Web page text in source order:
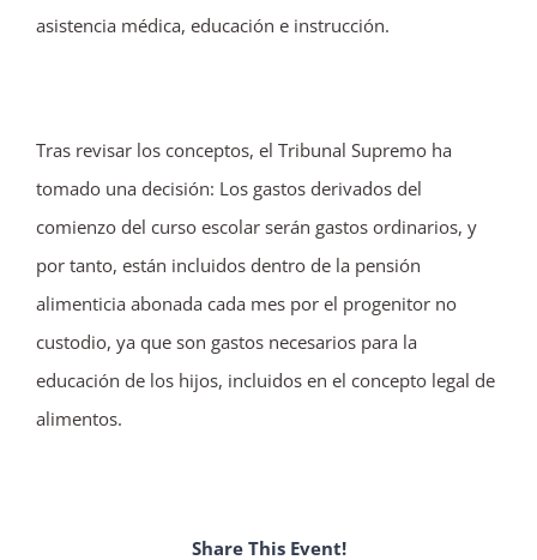
asistencia médica, educación e instrucción.
Tras revisar los conceptos, el Tribunal Supremo ha
tomado una decisión: Los gastos derivados del
comienzo del curso escolar serán gastos ordinarios, y
por tanto, están incluidos dentro de la pensión
alimenticia abonada cada mes por el progenitor no
custodio, ya que son gastos necesarios para la
educación de los hijos, incluidos en el concepto legal de
alimentos.
Share This Event!